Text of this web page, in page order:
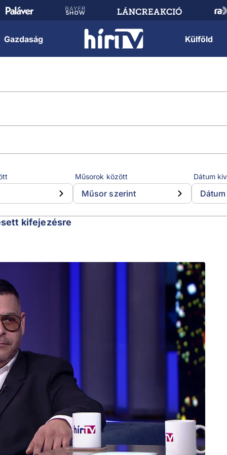
Gazdaság Külföld
Műsorok között
Műsor szerint
Dátum
kifejezésre